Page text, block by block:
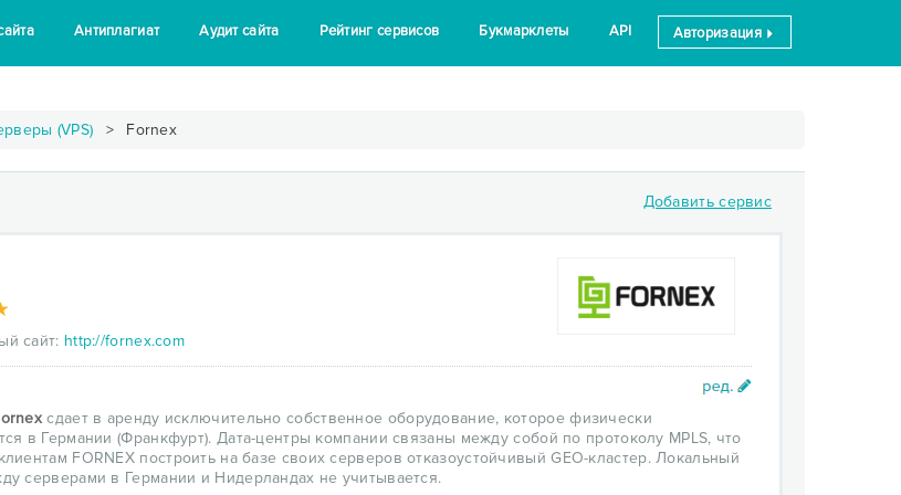
Антиплагиат Аудит сайта Рейтинг сервисов Букмарклеты API Авторизация
(VPS) Fornex
Добавить сервис
сайт: http://fornex.com
сдает в аренду исключительно собственное оборудование, которое физически
в Германии (Франкфурт). Дата-центры компании связаны между собой по протоколу MPLS, что
FORNEX построить на базе своих серверов отказоустойчивый GEO-кластер. Локальный
серверами в Германии и Нидерландах не учитывается.